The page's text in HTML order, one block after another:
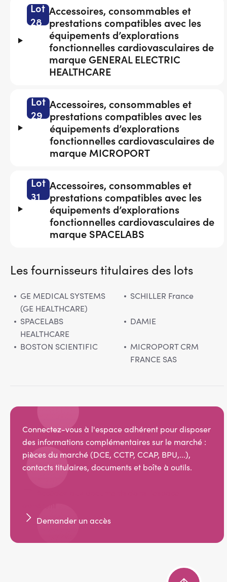
Lot
28
Accessoires, consommables et
prestations compatibles avec les
équipements d’explorations
fonctionnelles cardiovasculaires de
marque GENERAL ELECTRIC
HEALTHCARE
Lot
29
Accessoires, consommables et
prestations compatibles avec les
équipements d’explorations
fonctionnelles cardiovasculaires de
marque MICROPORT
Lot
31
Accessoires, consommables et
prestations compatibles avec les
équipements d’explorations
fonctionnelles cardiovasculaires de
marque SPACELABS
Les fournisseurs titulaires des lots
GE MEDICAL SYSTEMS
(GE HEALTHCARE)
SCHILLER France
SPACELABS
HEALTHCARE
DAMIE
BOSTON SCIENTIFIC
MICROPORT CRM
FRANCE SAS
Connectez-vous à l'espace adhérent pour disposer
des informations complémentaires sur le marché :
pièces du marché (DCE, CCTP, CCAP, BPU,...),
contacts titulaires, documents et boîte à outils.
Demander un accès